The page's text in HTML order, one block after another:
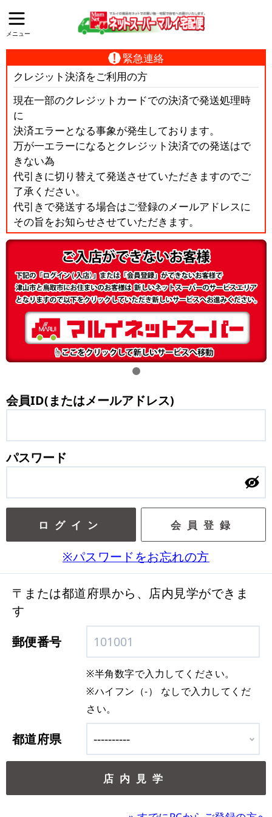
メニュー
緊急連絡
クレジット決済をご利用の方
現在一部のクレジットカードでの決済で発送処理時
に
決済エラーとなる事象が発生しております。
万が一エラーになるとクレジット決済での発送はで
きない為
代引きに切り替えて発送させていただきますのでご
了承ください。
代引きで発送する場合はご登録のメールアドレスに
その旨をお知らせさせていただきます。
会員ID(またはメールアドレス)
パスワード
ログイン 会員登録
※パスワードをお忘れの方
〒または都道府県から、店内見学ができま
す
郵便番号
※半角数字で入力してください。
※ハイフン（-） なしで入力してくだ
さい。
都道府県